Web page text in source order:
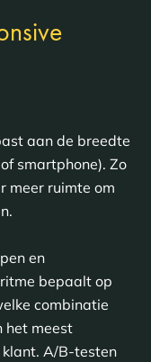
aan de breedte
smartphone). Zo
meer ruimte om
en
bepaalt op
combinatie
het meest
A/B-testen